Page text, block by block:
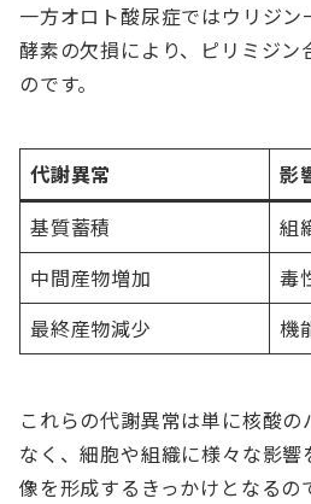
一方オロト酸尿症ではウリジ
酵素の欠損により、ピリミジン
のです。
代謝異常
影
基質蓄積
組
中間産物増加
毒
最終産物減少
機
これらの代謝異常は単に核酸
なく、細胞や組織に様々な影
像を形成するきっかけとなるの